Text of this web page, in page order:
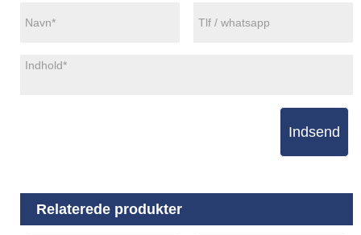
Indsend
Relaterede produkter